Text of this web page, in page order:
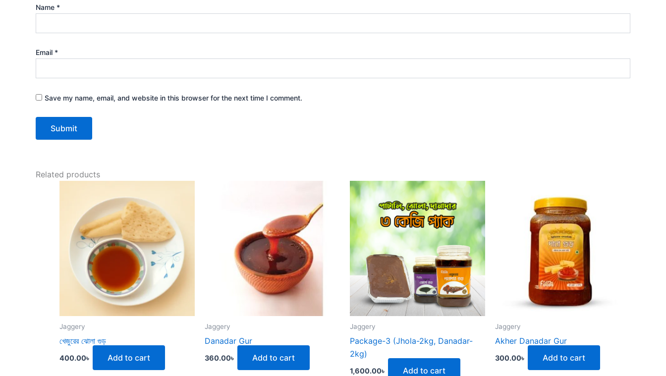
Name *
Email *
Save my name, email, and website in this browser for the next time I comment.
Related products
Jaggery
খেজুরের ঝোলা গুড়
400.00৳ Add to cart
Jaggery
Danadar Gur
360.00৳ Add to cart
Jaggery
Package-3 (Jhola-2kg, Danadar-
2kg)
1,600.00৳ Add to cart
Jaggery
Akher Danadar Gur
300.00৳ Add to cart